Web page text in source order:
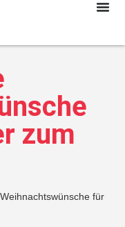
zum
Weihnachtswünsche für